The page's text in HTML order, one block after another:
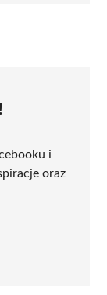
i
oraz